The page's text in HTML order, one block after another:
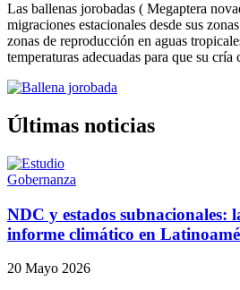
Las ballenas jorobadas ( Megaptera
migraciones estacionales desde sus
zonas de reproducción en aguas
temperaturas adecuadas para que su cría
Últimas noticias
Gobernanza
NDC y estados subnacionales:
informe climático en
20 Mayo 2026